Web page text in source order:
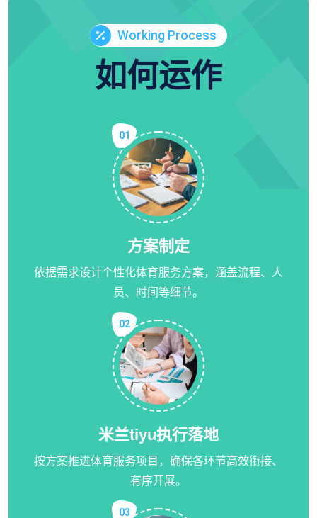
Working Process
如何运作
01
方案制定
依据需求设计个性化体育服务方案，涵盖流程、人
员、时间等细节。
02
米兰tiyu执行落地
按方案推进体育服务项目，确保各环节高效衔接、
有序开展。
03